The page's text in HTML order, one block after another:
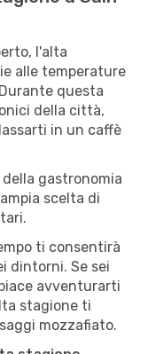
l'alta
alle temperature
questa
della città,
in un caffè
gastronomia
scelta di
ti consentirà
dintorni. Se sei
avventurarti
stagione ti
mozzafiato.